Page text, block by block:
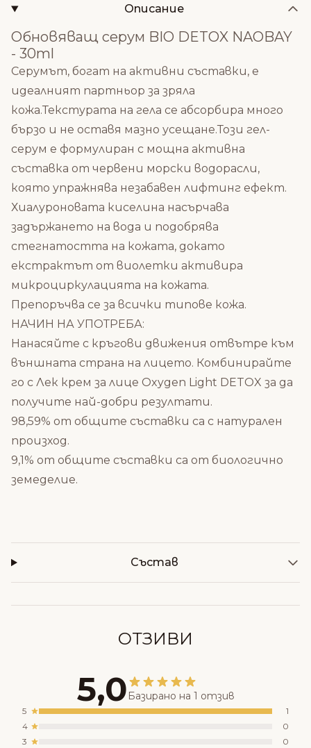
Описание
Обновяващ серум BIO DETOX NAOBAY
- 30ml
Серумът, богат на активни съставки, е
идеалният партньор за зряла
кожа.Текстурата на гела се абсорбира много
бързо и не оставя мазно усещане.Този гел-
серум е формулиран с мощна активна
съставка от червени морски водорасли,
която упражнява незабавен лифтинг ефект.
Хиалуроновата киселина насърчава
задържането на вода и подобрява
стегнатостта на кожата, докато
екстрактът от виолетки активира
микроциркулацията на кожата.
Препоръчва се за всички типове кожа.
НАЧИН НА УПОТРЕБА:
Нанасяйте с кръгови движения отвътре към
външната страна на лицето. Комбинирайте
го с Лек крем за лице Oxygen Light DETOX за да
получите най-добри резултати.
98,59% от общите съставки са с натурален
произход.
9,1% от общите съставки са от биологично
земеделие.
Състав
ОТЗИВИ
5,0 Базирано на 1 отзив
5
1
4
0
3
0